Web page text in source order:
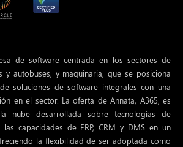
de software centrada en los sectores de
y autobuses, y maquinaria, que se posiciona
soluciones de software integrales con una
en el sector. La oferta de Annata, A365, es
nube desarrollada sobre tecnologías de
capacidades de ERP, CRM y DMS en un
la flexibilidad de ser adoptada como